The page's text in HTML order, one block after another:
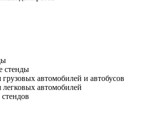
стенды
автомобилей и автобусов
автомобилей